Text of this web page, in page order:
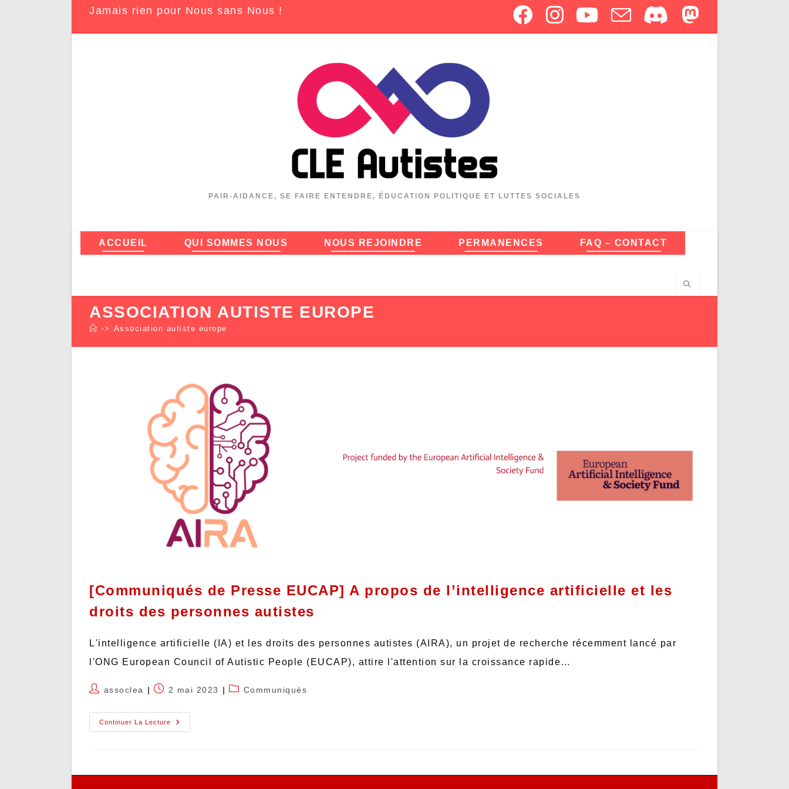
Jamais rien pour Nous sans Nous !
PAIR-AIDANCE, SE FAIRE ENTENDRE, ÉDUCATION POLITIQUE ET LUTTES SOCIALES
ACCUEIL QUI SOMMES NOUS NOUS REJOINDRE PERMANENCES FAQ – CONTACT
ASSOCIATION AUTISTE EUROPE
-> Association autiste europe
[Communiqués de Presse EUCAP] A propos de l’intelligence artificielle et les
droits des personnes autistes
L'intelligence artificielle (IA) et les droits des personnes autistes (AIRA), un projet de recherche récemment lancé par
l'ONG European Council of Autistic People (EUCAP), attire l'attention sur la croissance rapide…
assoclea 2 mai 2023 Communiqués
Continuer La Lecture